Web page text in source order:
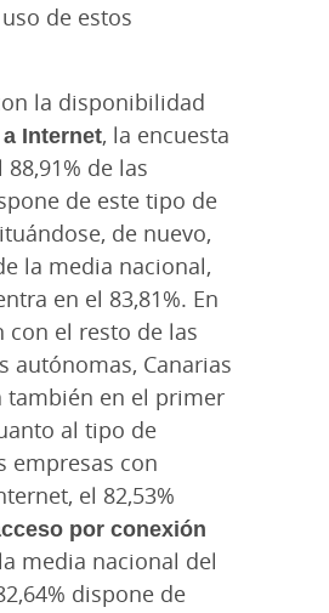
de estos
la disponibilidad
Internet, la encuesta
de las
de este tipo de
de nuevo,
la media nacional,
en el 83,81%. En
con el resto de las
autónomas, Canarias
también en el primer
al tipo de
empresas con
el 82,53%
por conexión
media nacional del
dispone de